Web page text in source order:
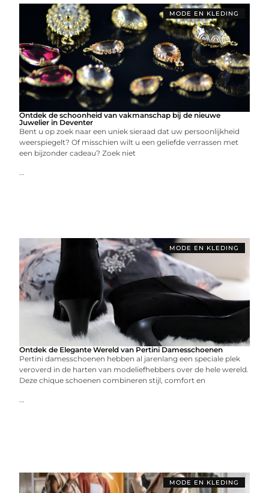
MODE EN KLEDING
Ontdek de schoonheid van vakmanschap bij de nieuwe
Juwelier in Deventer
Bent u op zoek naar een uniek sieraad dat uw persoonlijkheid
weerspiegelt? Of misschien wilt u een geliefde verrassen met
een bijzonder cadeau? Zoek niet
...
MODE EN KLEDING
Ontdek de Elegante Wereld van Pertini Damesschoenen
Pertini damesschoenen hebben al jarenlang een speciale plek
veroverd in de harten van modeliefhebbers over de hele wereld.
Deze chique schoenen combineren stijl, comfort en
...
MODE EN KLEDING